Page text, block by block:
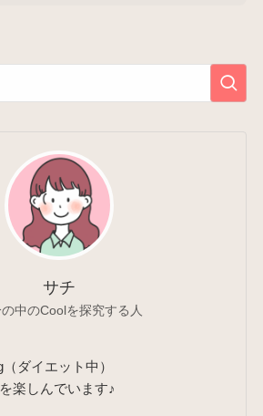
サチ
の中のCoolを探究する人
ダイエット中）
楽しんでいます♪